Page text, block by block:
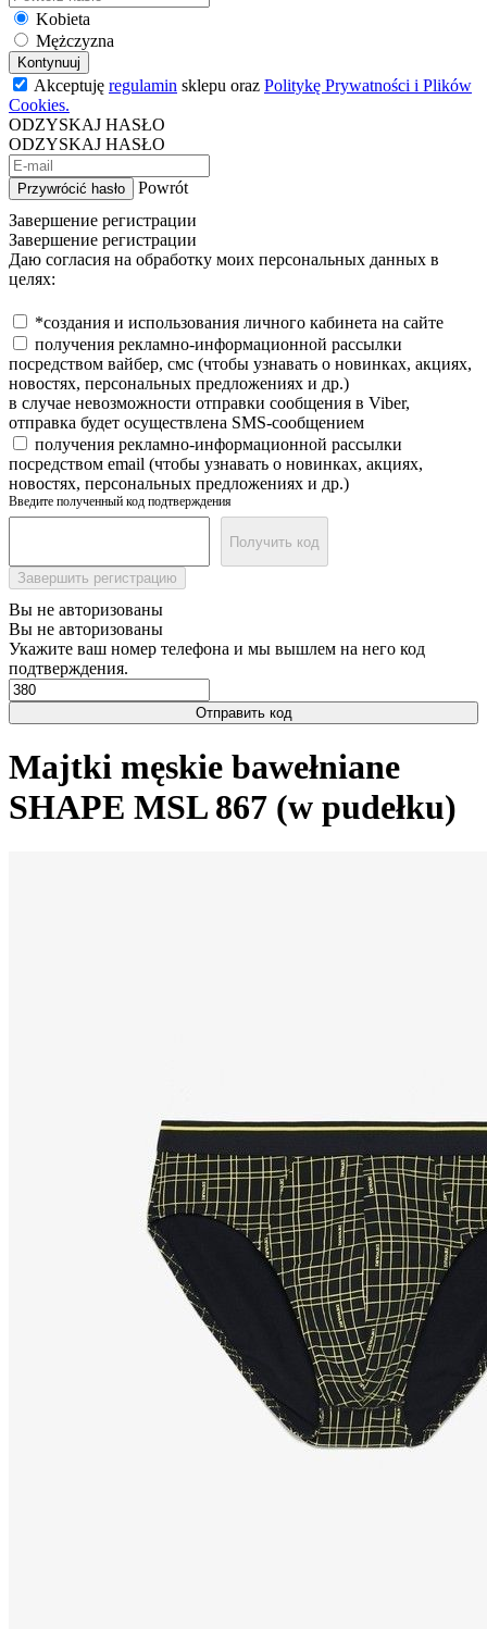
Kobieta
Mężczyzna
Kontynuuj
Akceptuję regulamin sklepu oraz Politykę Prywatności i Plików
Cookies.
ODZYSKAJ HASŁO
ODZYSKAJ HASŁO
Przywrócić hasło
Powrót
Завершение регистрации
Завершение регистрации
Даю согласия на обработку моих персональных данных в
целях:
*создания и использования личного кабинета на сайте
получения рекламно-информационной рассылки
посредством вайбер, смс (чтобы узнавать о новинках, акциях,
новостях, персональных предложениях и др.)
в случае невозможности отправки сообщения в Viber,
отправка будет осуществлена SMS-сообщением
получения рекламно-информационной рассылки
посредством email (чтобы узнавать о новинках, акциях,
новостях, персональных предложениях и др.)
Введите полученный код подтверждения
Получить код
Завершить регистрацию
Вы не авторизованы
Вы не авторизованы
Укажите ваш номер телефона и мы вышлем на него код
подтверждения.
Отправить код
Majtki męskie bawełniane
SHAPE MSL 867 (w pudełku)